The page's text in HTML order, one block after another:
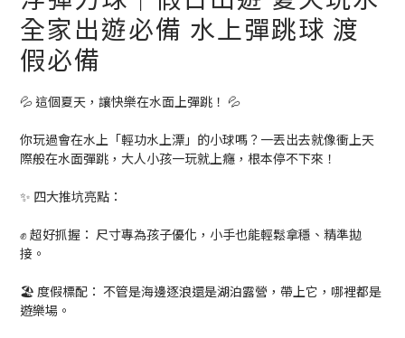
全家出遊必備 水上彈跳球 渡
假必備
💦 這個夏天，讓快樂在水面上彈跳！ 💦
你玩過會在水上「輕功水上漂」的小球嗎？一丟出去就像衝上天
際般在水面彈跳，大人小孩一玩就上癮，根本停不下來！
✨ 四大推坑亮點：
✊ 超好抓握： 尺寸專為孩子優化，小手也能輕鬆拿穩、精準拋
接。
🏖️ 度假標配： 不管是海邊逐浪還是湖泊露營，帶上它，哪裡都是
遊樂場。